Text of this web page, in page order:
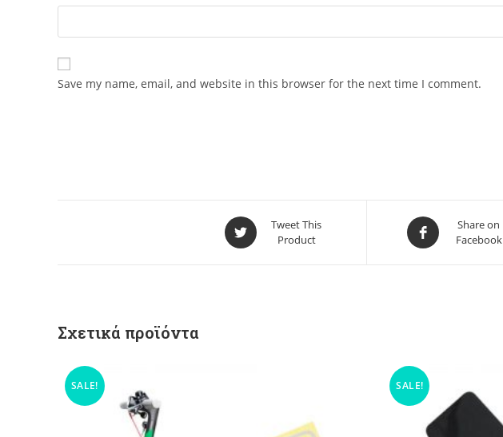
Save my name, email, and website in this browser for the next time I comment.
Tweet This
Product
Share on
Facebook
Σχετικά προϊόντα
SALE! SALE!